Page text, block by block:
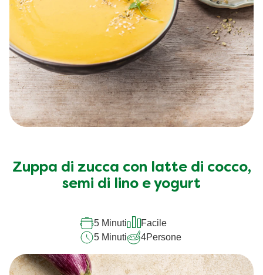
Zuppa di zucca con latte di cocco,
semi di lino e yogurt
5 Minuti
Facile
5 Minuti
4Persone